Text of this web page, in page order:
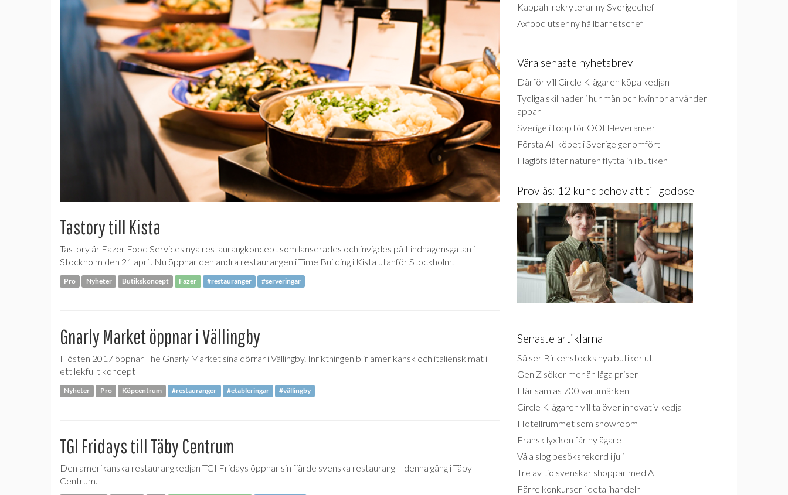
Tastory till Kista
Tastory är Fazer Food Services nya restaurangkoncept som lanserades och invigdes på Lindhagensgatan i
Stockholm den 21 april. Nu öppnar den andra restaurangen i Time Building i Kista utanför Stockholm.
Pro Nyheter Butikskoncept Fazer #restauranger #serveringar
Gnarly Market öppnar i Vällingby
Hösten 2017 öppnar The Gnarly Market sina dörrar i Vällingby. Inriktningen blir amerikansk och italiensk mat i
ett lekfullt koncept
Nyheter Pro Köpcentrum #restauranger #etableringar #vällingby
TGI Fridays till Täby Centrum
Den amerikanska restaurangkedjan TGI Fridays öppnar sin fjärde svenska restaurang – denna gång i Täby
Centrum.
Kappahl rekryterar ny Sverigechef
Axfood utser ny hållbarhetschef
Våra senaste nyhetsbrev
Därför vill Circle K-ägaren köpa kedjan
Tydliga skillnader i hur män och kvinnor använder
appar
Sverige i topp för OOH-leveranser
Första AI-köpet i Sverige genomfört
Haglöfs låter naturen flytta in i butiken
Provläs: 12 kundbehov att tillgodose
Senaste artiklarna
Så ser Birkenstocks nya butiker ut
Gen Z söker mer än låga priser
Här samlas 700 varumärken
Circle K-ägaren vill ta över innovativ kedja
Hotellrummet som showroom
Fransk lyxikon får ny ägare
Väla slog besöksrekord i juli
Tre av tio svenskar shoppar med AI
Färre konkurser i detaljhandeln